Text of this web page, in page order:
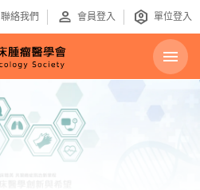
聯絡我們 person 會員登入 identity_platform 單位登入
menu